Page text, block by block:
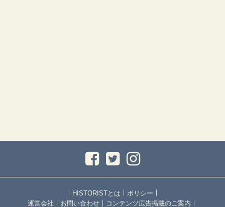
｜ HISTORISTとは ｜ ポリシー ｜
運営会社 ｜ お問い合わせ ｜ コンテンツ広告掲載のご案内 ｜